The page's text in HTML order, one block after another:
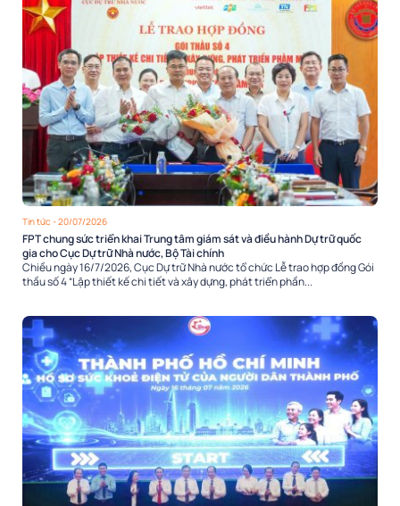
Tin tức - 20/07/2026
FPT chung sức triển khai Trung tâm giám sát và điều hành Dự trữ quốc
gia cho Cục Dự trữ Nhà nước, Bộ Tài chính
Chiều ngày 16/7/2026, Cục Dự trữ Nhà nước tổ chức Lễ trao hợp đồng Gói
thầu số 4 “Lập thiết kế chi tiết và xây dựng, phát triển phần...